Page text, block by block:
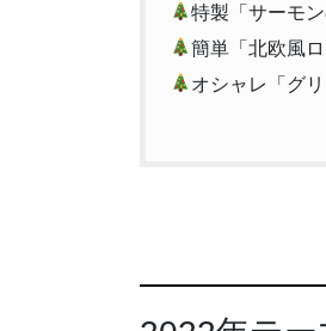
特製「サーモ
簡単「北欧風
オシャレ「グリ